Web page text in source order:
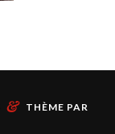
&
THÈME PAR